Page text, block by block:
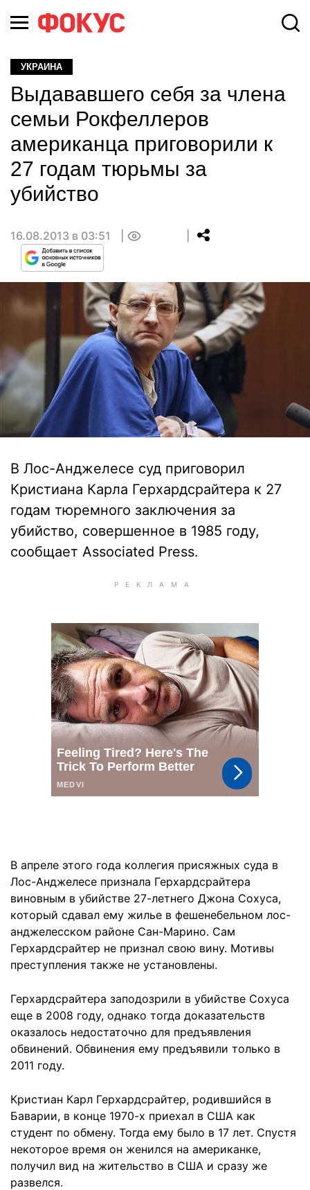
УКРАИНА
Выдававшего себя за члена
семьи Рокфеллеров
американца приговорили к
27 годам тюрьмы за
убийство
16.08.2013 в 03:51
В Лос-Анджелесе суд приговорил
Кристиана Карла Герхардсрайтера к 27
годам тюремного заключения за
убийство, совершенное в 1985 году,
сообщает Associated Press.
В апреле этого года коллегия присяжных суда в
Лос-Анджелесе признала Герхардсрайтера
виновным в убийстве 27-летнего Джона Сохуса,
который сдавал ему жилье в фешенебельном лос-
анджелесском районе Сан-Марино. Сам
Герхардсрайтер не признал свою вину. Мотивы
преступления также не установлены.
Герхардсрайтера заподозрили в убийстве Сохуса
еще в 2008 году, однако тогда доказательств
оказалось недостаточно для предъявления
обвинений. Обвинения ему предъявили только в
2011 году.
Кристиан Карл Герхардсрайтер, родившийся в
Баварии, в конце 1970-х приехал в США как
студент по обмену. Тогда ему было в 17 лет. Спустя
некоторое время он женился на американке,
получил вид на жительство в США и сразу же
развелся.